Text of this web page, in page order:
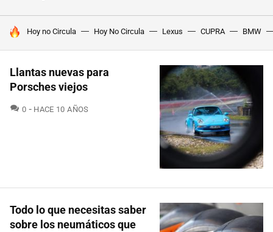
HOY SE HABLA DE
Hoy no Circula Hoy No Circula Lexus CUPRA BMW
Llantas nuevas para
Porsches viejos
0 COMENTARIOS
HACE 10 AÑOS
Todo lo que necesitas saber
sobre los neumáticos que